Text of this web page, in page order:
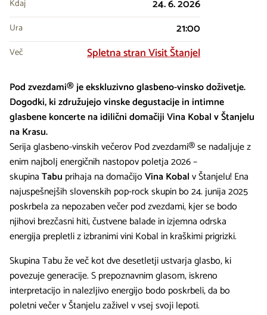
Kdaj 24. 6. 2026
Ura 21:00
Več Spletna stran Visit Štanjel
Pod zvezdami® je ekskluzivno glasbeno-vinsko doživetje.
Dogodki, ki združujejo vinske degustacije in intimne
glasbene koncerte na idilični domačiji Vina Kobal v Štanjelu
na Krasu.
Serija glasbeno-vinskih večerov Pod zvezdami® se nadaljuje z
enim najbolj energičnih nastopov poletja 2026 –
skupinaTabu prihaja na domačijoVina Kobalv Štanjelu! Ena
najuspešnejših slovenskih pop-rock skupin bo 24. junija 2025
poskrbela za nepozaben večer pod zvezdami, kjer se bodo
njihovi brezčasni hiti, čustvene balade in izjemna odrska
energija prepletli z izbranimi vini Kobal in kraškimi prigrizki.
Skupina Tabu že več kot dve desetletji ustvarja glasbo, ki
povezuje generacije. S prepoznavnim glasom, iskreno
interpretacijo in nalezljivo energijo bodo poskrbeli, da bo
poletni večer v Štanjelu zaživel v vsej svoji lepoti.